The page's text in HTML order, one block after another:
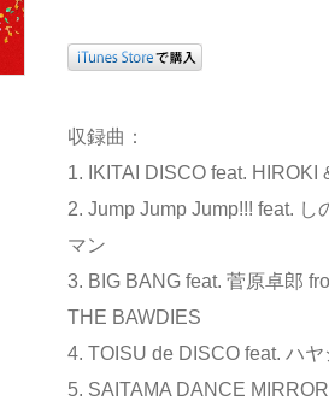
収録曲：
1. IKITAI DISCO feat.
2. Jump Jump Jump!!! feat. し
マン
3. BIG BANG feat. 菅原卓郎
THE BAWDIES
4. TOISU de DISCO feat. ハ
5. SAITAMA DANCE